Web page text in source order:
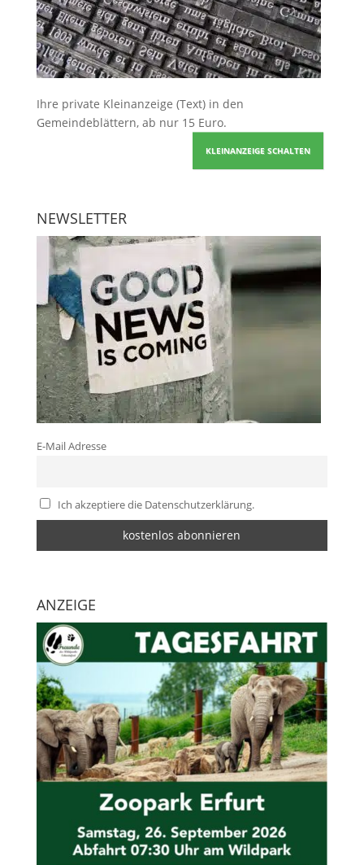
Ihre private Kleinanzeige (Text) in den
Gemeindeblättern, ab nur 15 Euro.
KLEINANZEIGE SCHALTEN
NEWSLETTER
E-Mail Adresse
Ich akzeptiere die Datenschutzerklärung.
ANZEIGE